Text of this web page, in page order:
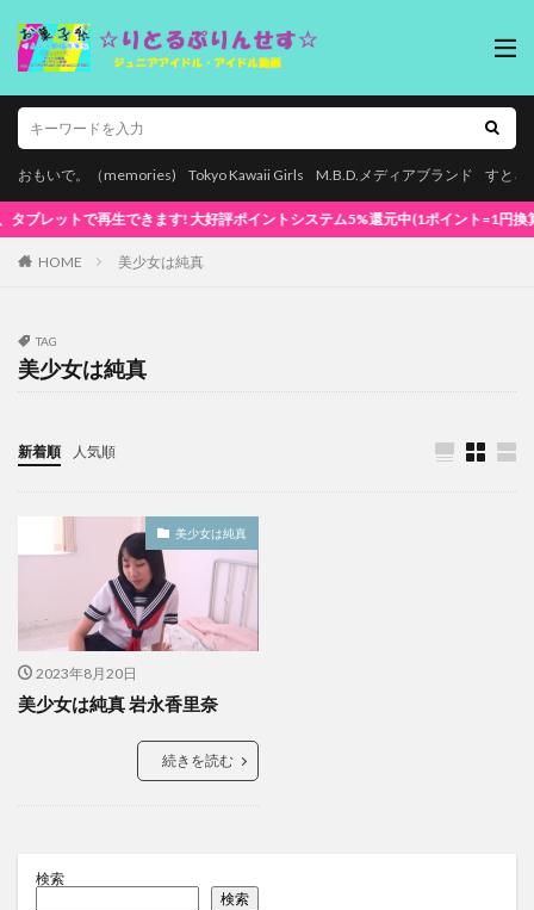
おもいで。（memories) Tokyo Kawaii Girls M.B.D.メディアブランド すとろ
きます! 大好評ポイントシステム5%還元中(1ポイント=1円換算) 初めてでも安
HOME 美少女は純真
TAG
美少女は純真
新着順 人気順
美少女は純真
2023年8月20日
美少女は純真 岩永香里奈
続きを読む
検索
検索